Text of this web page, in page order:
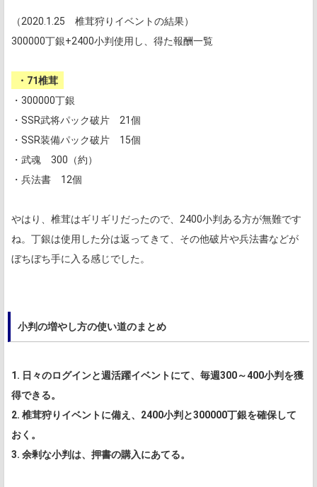
（2020.1.25 椎茸狩りイベントの結果）
300000丁銀+2400小判使用し、得た報酬一覧
・71椎茸
・300000丁銀
・SSR武将パック破片 21個
・SSR装備パック破片 15個
・武魂 300（約）
・兵法書 12個
やはり、椎茸はギリギリだったので、2400小判ある方が無難です
ね。丁銀は使用した分は返ってきて、その他破片や兵法書などが
ぼちぼち手に入る感じでした。
小判の増やし方の使い道のまとめ
1. 日々のログインと週活躍イベントにて、毎週300～400小判を獲
得できる。
2. 椎茸狩りイベントに備え、2400小判と300000丁銀を確保して
おく。
3. 余剰な小判は、押書の購入にあてる。